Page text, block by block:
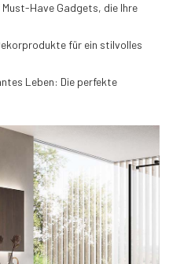
Have Gadgets, die Ihre
für ein stilvolles
Leben: Die perfekte